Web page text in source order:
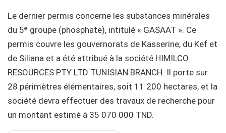
Le dernier permis concerne les substances minérales
du 5ᵉ groupe (phosphate), intitulé « GASAAT ». Ce
permis couvre les gouvernorats de Kasserine, du Kef et
de Siliana et a été attribué à la société HIMILCO
RESOURCES PTY LTD TUNISIAN BRANCH. Il porte sur
28 périmètres élémentaires, soit 11 200 hectares, et la
société devra effectuer des travaux de recherche pour
un montant estimé à 35 070 000 TND.